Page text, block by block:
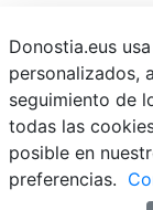
© Donostiako
Ijentea 1, 20003
Aviso legal
Política de
Política de cookies
Donostia.eus
personalizados,
seguimiento de
todas las
posible en
preferencias.